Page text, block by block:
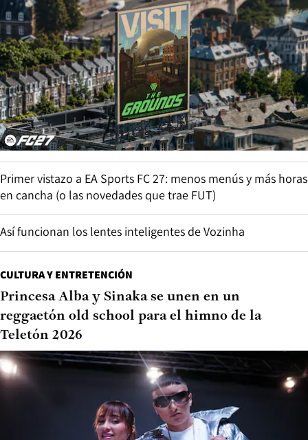
Primer vistazo a EA Sports FC 27: menos menús y más horas
en cancha (o las novedades que trae FUT)
Así funcionan los lentes inteligentes de Vozinha
CULTURA Y ENTRETENCIÓN
Princesa Alba y Sinaka se unen en un
reggaetón old school para el himno de la
Teletón 2026